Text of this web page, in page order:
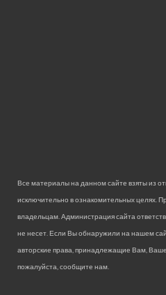
Все материалы на данном сайте взяты из
исключительно в ознакомительных целях.
владельцам. Администрация сайта
не несет. Если Вы обнаружили на нашем
авторские права, принадлежащие Вам,
пожалуйста, сообщите нам.